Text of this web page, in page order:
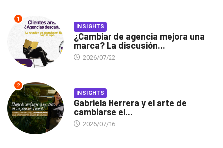
1
INSIGHTS
¿Cambiar de agencia mejora una
marca? La discusión...
2026/07/22
2
INSIGHTS
Gabriela Herrera y el arte de
cambiarse el...
2026/07/16